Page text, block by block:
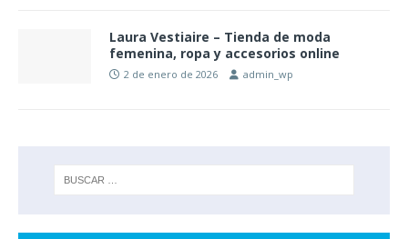
Laura Vestiaire – Tienda de moda
femenina, ropa y accesorios online
2 de enero de 2026 admin_wp